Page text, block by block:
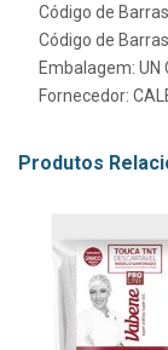
Código de
Código de
Embalagem: UN
Fornecedor:
Produtos